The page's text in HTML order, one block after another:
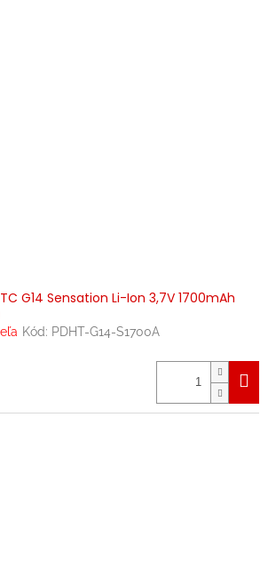
G14 Sensation Li-Ion 3,7V 1700mAh
Kód: PDHT-G14-S1700A